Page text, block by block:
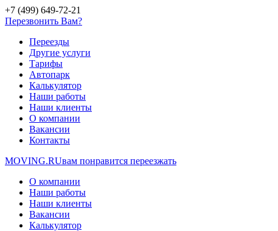
+7 (499) 649-72-21
Перезвонить Вам?
Переезды
Другие услуги
Тарифы
Автопарк
Калькулятор
Наши работы
Наши клиенты
О компании
Вакансии
Контакты
MOVING.RUвам понравится переезжать
О компании
Наши работы
Наши клиенты
Вакансии
Калькулятор